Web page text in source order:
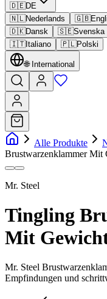
🇩🇪DE
🇳🇱Nederlands 🇬🇧
🇩🇰Dansk 🇸🇪Svenska
🇮🇹Italiano 🇵🇱Polski
🌐 International
Alle Produkte
Brustwarzenklammer Mit
Mr. Steel
Tingling
Mit
Mr. Steel
Empfindungen und